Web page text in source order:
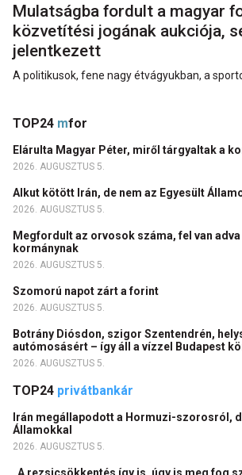
Mulatságba fordult a magyar
közvetítési jogának aukciója,
jelentkezett
A politikusok, fene nagy étvágyukban, a
TOP24 mfor
Elárulta Magyar Péter, miről tárgyaltak a
2026. AUGUSZTUS 5.
Alkut kötött Irán, de nem az Egyesült
2026. AUGUSZTUS 5.
Megfordult az orvosok száma, fel van adva
kormánynak
2026. AUGUSZTUS 5.
Szomorú napot zárt a forint
2026. AUGUSZTUS 5.
Botrány Diósdon, szigor Szentendrén,
autómosásért – így áll a vízzel Budapest
2026. AUGUSZTUS 5.
TOP24 privátbankár
Irán megállapodott a Hormuzi-szorosról,
Államokkal
2026. AUGUSZTUS 5.